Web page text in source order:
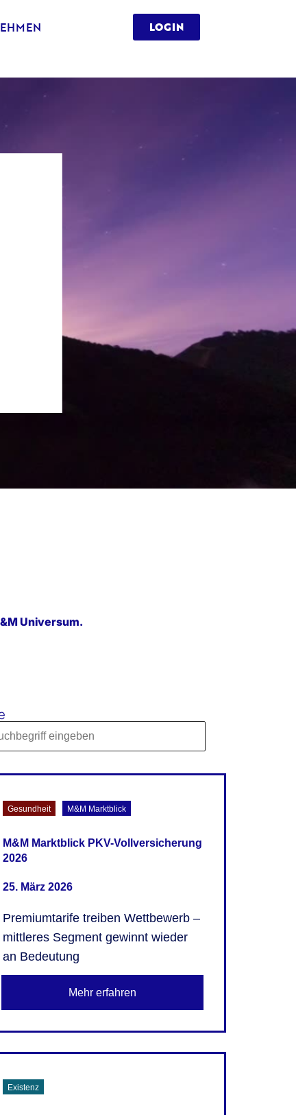
LOGIN
Universum.
3-2
content
Gesundheit M&M Marktblick
M&M Marktblick PKV-Vollversicherung
2026
25. März 2026
Premiumtarife treiben Wettbewerb –
mittleres Segment gewinnt wieder
an Bedeutung
Mehr erfahren
Existenz